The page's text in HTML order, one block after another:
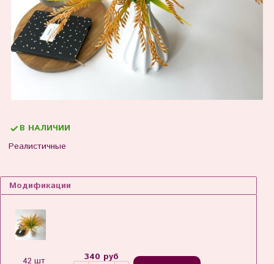
Реалистичные
В НАЛИЧИИ
Модификации
42 шт
340 руб